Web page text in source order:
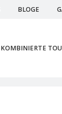
BLOGE
KOMBINIERTE